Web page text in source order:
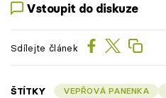
Vstoupit do diskuze
Sdílejte článek
ŠTÍTKY VEPŘOVÁ PANENKA